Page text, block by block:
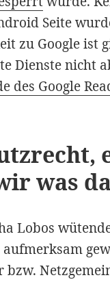
Seite
zu Google ist
Dienste nicht
des Google
was
Lobos
aufmerksam